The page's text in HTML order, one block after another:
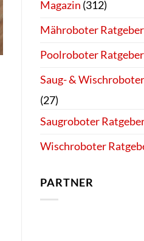
Magazin (312)
Mähroboter Ratgeber
Poolroboter Ratgeber
Saug- &
(27)
Saugroboter
Wischroboter
PARTNER